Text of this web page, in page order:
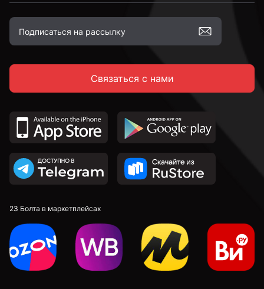
Связаться с нами
23 Болта в маркетплейсах